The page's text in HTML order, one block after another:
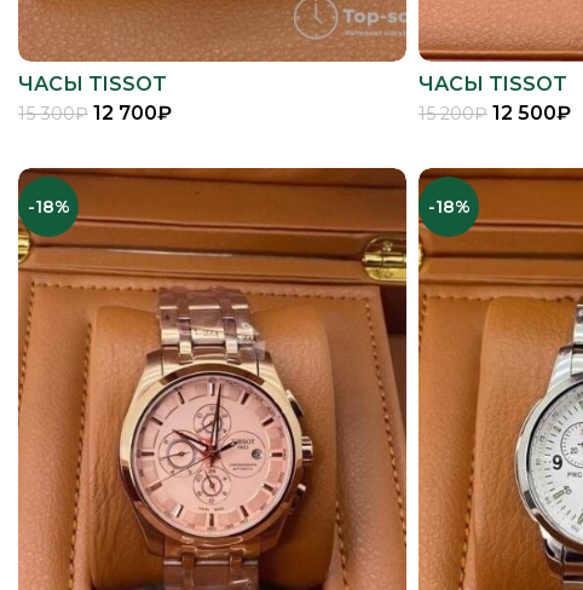
ЧАСЫ TISSOT
15 300₽ 12 700₽
ЧАСЫ TISSOT
15 200₽ 12 500₽
-18% -18%